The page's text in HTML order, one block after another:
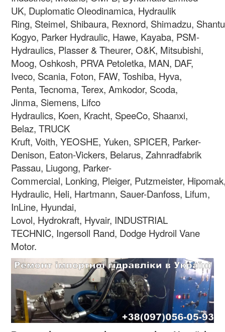
UK, Duplomatic Oleodinamica, Hydraulik
Ring, Steimel, Shibaura, Rexnord, Shimadzu,
Kogyo, Parker Hydraulic, Hawe, Kayaba, PSM-
Hydraulics, Plasser & Theurer, O&K, Mitsubishi,
Moog, Oshkosh, PRVA Petoletka, MAN, DAF,
Iveco, Scania, Foton, FAW, Toshiba, Hyva,
Penta, Tecnoma, Terex, Amkodor, Scoda,
Jinma, Siemens, Lifco
Hydraulics, Koen, Kracht, SpeeCo, Shaanxi,
Belaz, TRUCK
Kruft, Voith, YEOSHE, Yuken, SPICER, Parker-
Denison, Eaton-Vickers, Belarus, Zahnradfabrik
Passau, Liugong, Parker-
Commercial, Lonking, Pleiger, Putzmeister,
Hydraulic, Heli, Hartmann, Sauer-Danfoss, Lifum,
InLine, Hyundai,
Lovol, Hydrokraft, Hyvair, INDUSTRIAL
TECHNIC, Ingersoll Rand, Dodge Hydroil Vane
Motor.